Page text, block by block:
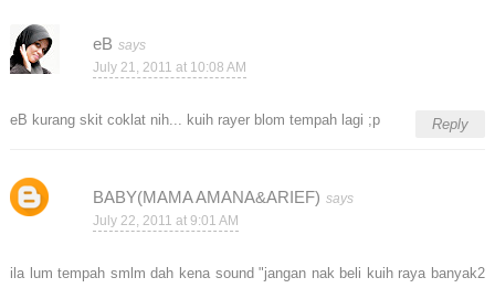
eB
July 21, 2011 at 10:08 AM
eB kurang skit coklat nih... kuih rayer blom tempah lagi ;p Reply
BABY(MAMA AMANA&ARIEF)
July 22, 2011 at 9:01 AM
ila lum tempah smlm dah kena sound "jangan nak beli kuih raya banyak2